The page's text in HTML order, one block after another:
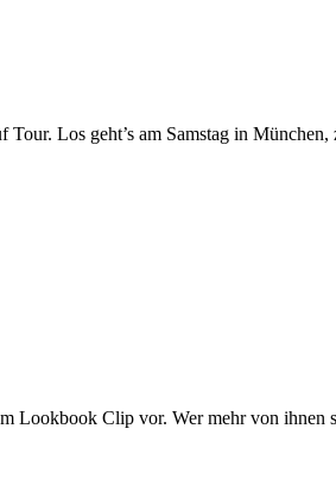
Los geht’s am Samstag in München,
Lookbook Clip vor. Wer mehr von ihnen